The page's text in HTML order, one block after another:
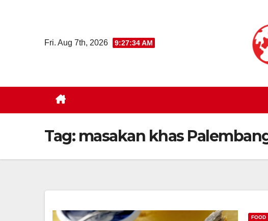
Fri. Aug 7th, 2026 9:27:34 AM
Tag: masakan khas
FOOD